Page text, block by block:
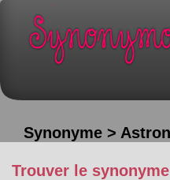
Synonyme >
Trouver le